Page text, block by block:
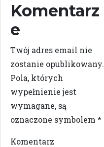
Komentarz
e
Twój adres email nie
zostanie opublikowany.
Pola, których
wypełnienie jest
wymagane, są
oznaczone symbolem *
Komentarz